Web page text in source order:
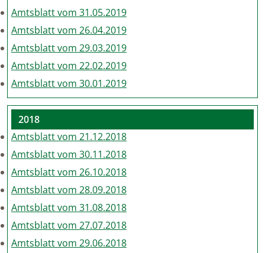
Amtsblatt vom 31.05.2019
Amtsblatt vom 26.04.2019
Amtsblatt vom 29.03.2019
Amtsblatt vom 22.02.2019
Amtsblatt vom 30.01.2019
2018
Amtsblatt vom 21.12.2018
Amtsblatt vom 30.11.2018
Amtsblatt vom 26.10.2018
Amtsblatt vom 28.09.2018
Amtsblatt vom 31.08.2018
Amtsblatt vom 27.07.2018
Amtsblatt vom 29.06.2018